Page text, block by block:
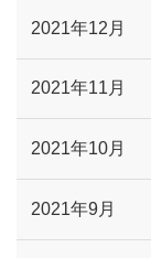
2021年12月
2021年11月
2021年10月
2021年9月